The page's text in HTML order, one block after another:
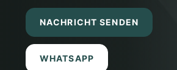
NACHRICHT SENDEN
WHATSAPP